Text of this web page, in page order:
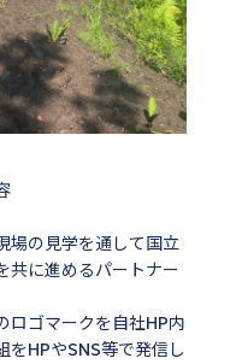
場の見学を通して国立
共に進めるパートナー
ロゴマークを自社HP内
をHPやSNS等で発信し